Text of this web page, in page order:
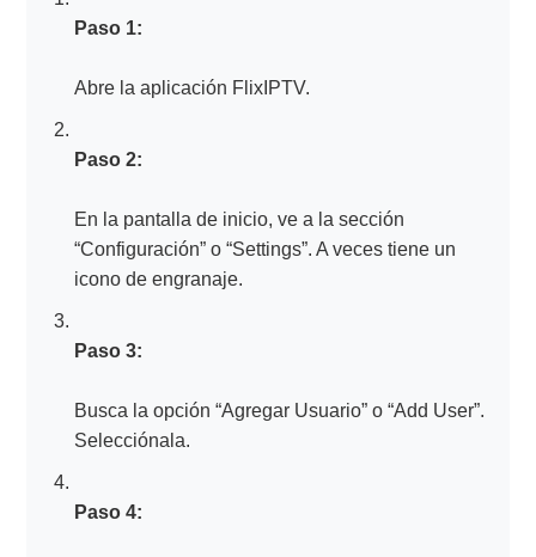
Paso 1:
Abre la aplicación FlixIPTV.
Paso 2:
En la pantalla de inicio, ve a la sección
“Configuración” o “Settings”. A veces tiene un
icono de engranaje.
Paso 3:
Busca la opción “Agregar Usuario” o “Add User”.
Selecciónala.
Paso 4: